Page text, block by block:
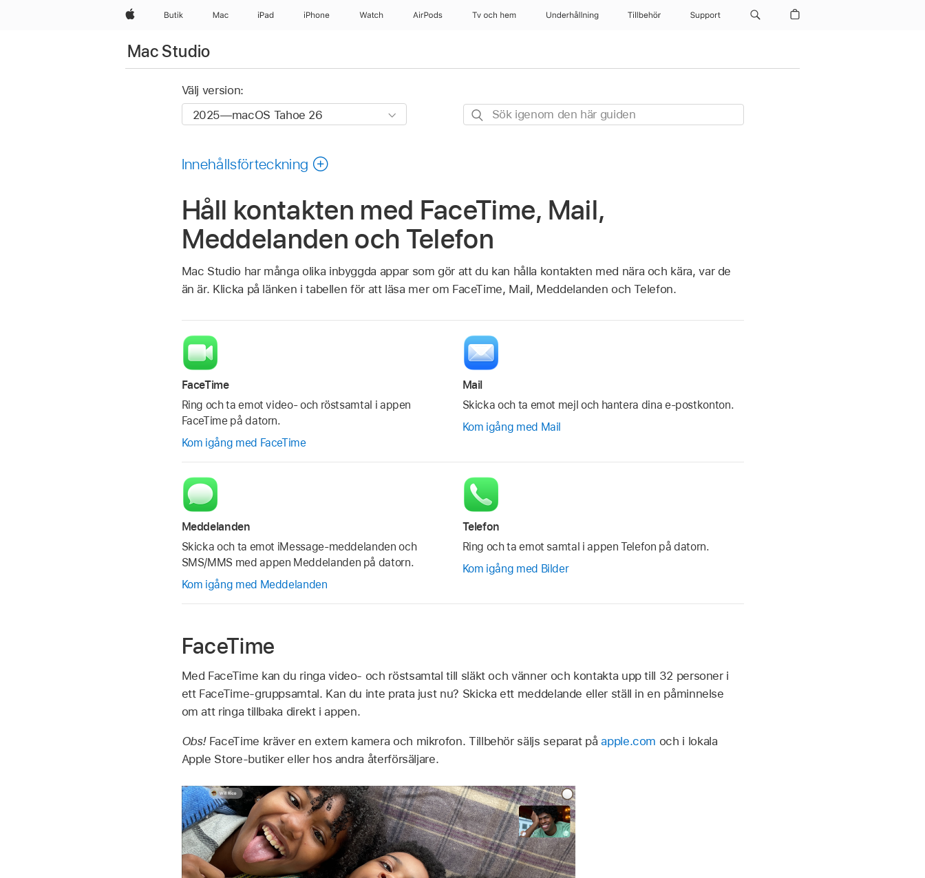
AppleButik Mac iPad iPhone Watch AirPods Tv och hem Underhållning Tillbehör Support
Mac Studio
Välj version:
Sök
Innehållsförteckning
Håll kontakten med FaceTime, Mail,
Meddelanden och Telefon
Mac Studio har många olika inbyggda appar som gör att du kan hålla kontakten med nära och kära, var de
än är. Klicka på länken i tabellen för att läsa mer om FaceTime, Mail, Meddelanden och Telefon.
FaceTime
Ring och ta emot video- och röstsamtal i appen
FaceTime på datorn.
Kom igång med FaceTime
Mail
Skicka och ta emot mejl och hantera dina e-postkonton.
Kom igång med Mail
Meddelanden
Skicka och ta emot iMessage-meddelanden och
SMS/MMS med appen Meddelanden på datorn.
Kom igång med Meddelanden
Telefon
Ring och ta emot samtal i appen Telefon på datorn.
Kom igång med Bilder
FaceTime
Med FaceTime kan du ringa video- och röstsamtal till släkt och vänner och kontakta upp till 32 personer i
ett FaceTime-gruppsamtal. Kan du inte prata just nu? Skicka ett meddelande eller ställ in en påminnelse
om att ringa tillbaka direkt i appen.
Obs! FaceTime kräver en extern kamera och mikrofon. Tillbehör säljs separat påapple.com och i lokala
Apple Store-butiker eller hos andra återförsäljare.